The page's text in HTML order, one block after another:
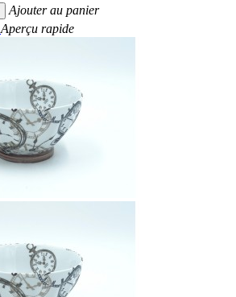
Ajouter au panier
Aperçu rapide